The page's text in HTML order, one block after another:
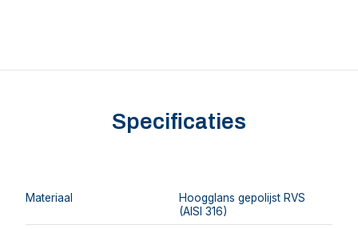
Specificaties
Materiaal
Hoogglans gepolijst RVS
(AISI 316)